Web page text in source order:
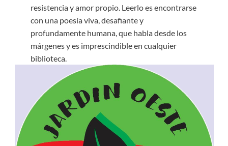
resistencia y amor propio. Leerlo es encontrarse
con una poesía viva, desafiante y
profundamente humana, que habla desde los
márgenes y es imprescindible en cualquier
biblioteca.